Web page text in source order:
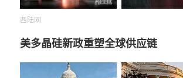
西陆网
美多晶硅新政重塑全球供应链